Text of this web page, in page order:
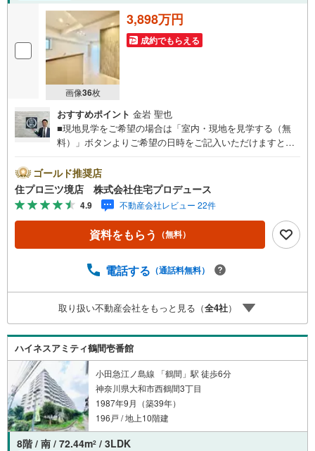
画像36枚
3,898万円
成約でもらえる
おすすめポイント 金岩 聖也
■現地見学をご希望の場合は「室内・現地を見学する（無
料）」ボタンよりご希望の日時をご記入いただけますとス
座間市エリアに強い！ 住プロは、大和市・綾瀬市・座間市
エリアの不動産売買専門会社です！最新物件情報や当社限
定で販売する物件情報も多数ございますので、お気軽にお
問合せ下さい！ -------------- 弊社独自の住宅ローン提案シス
テム 弊社ではファイナンシャル専門スタッフによる【丁寧
な資金アドバイス】【ファイナンシャルプラン提案書の作
【定年時の住宅ローン残高】【住宅購入者だけが加入でき
ナス】これから多くなる【教育費】住宅を買った後から始
まる【住宅ローン返済】65歳以上から必要になる【老後の
費用負担】住宅探しの【このタイミング】で不安な部分を
明確にしていきませんか？？ --------------
ゴールド推奨店
住プロ三ツ境店 株式会社住宅プロデュース
4.9 不動産会社レビュー 22件
資料をもらう （無料）
電話する （通話料無料）
取り扱い不動産会社をもっと見る（全4社）
ハイネスアミティ鶴間壱番館
小田急江ノ島線 「鶴間」駅 徒歩6分
神奈川県大和市西鶴間3丁目
1987年9月（築39年）
196戸 / 地上10階建
8階 / 南 / 72.44m2 / 3LDK